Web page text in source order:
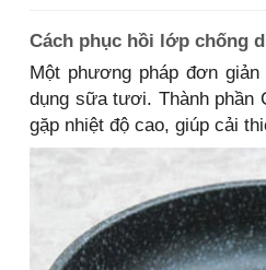
Cách phục hồi lớp chống
Một phương pháp đơn
dụng sữa tươi. Thành phần
gặp nhiệt độ cao, giúp cải